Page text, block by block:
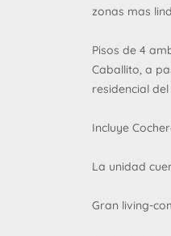
zonas mas
Pisos de 4
Caballito, a
residencial
Incluye
La unidad
Gran living-